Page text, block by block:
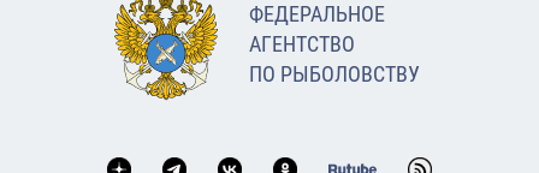
ФЕДЕРАЛЬНОЕ
АГЕНТСТВО
ПО РЫБОЛОВСТВУ